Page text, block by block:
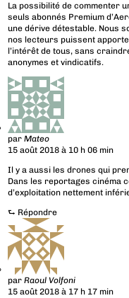
La possibilité de commenter
seuls abonnés Premium
une dérive détestable. Nous
nos lecteurs puissent
l’intérêt de tous, sans
anonymes et vindicatifs.
parMateo
15 août 2018 à 10 h 06 min
Il y a aussi les drones qui
Dans les reportages cinéma
d’exploitation nettement
⮑ Répondre
parRaoul Volfoni
15 août 2018 à 17 h 17 min